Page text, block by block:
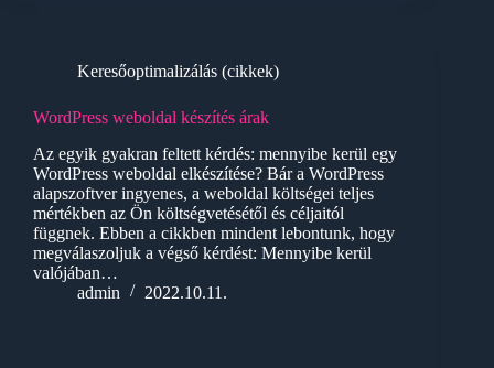
Keresőoptimalizálás (cikkek)
WordPress weboldal készítés árak
Az egyik gyakran feltett kérdés: mennyibe kerül egy
WordPress weboldal elkészítése? Bár a WordPress
alapszoftver ingyenes, a weboldal költségei teljes
mértékben az Ön költségvetésétől és céljaitól
függnek. Ebben a cikkben mindent lebontunk, hogy
megválaszoljuk a végső kérdést: Mennyibe kerül
valójában…
admin
2022.10.11.